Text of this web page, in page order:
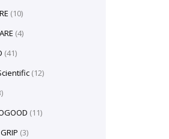
(10)
(4)
(41)
(12)
(11)
(3)